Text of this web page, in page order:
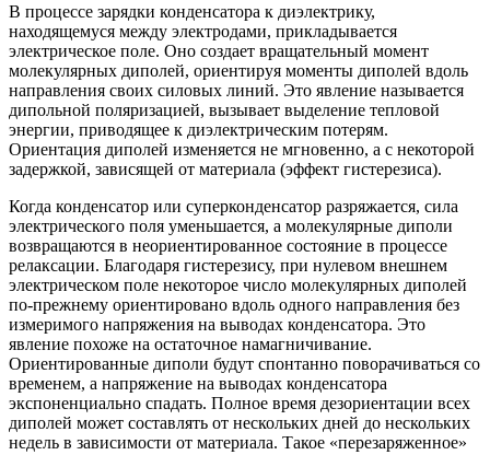
В процессе зарядки конденсатора к диэлектрику,
находящемуся между электродами, прикладывается
электрическое поле. Оно создает вращательный момент
молекулярных диполей, ориентируя моменты диполей вдоль
направления своих силовых линий. Это явление называется
дипольной поляризацией, вызывает выделение тепловой
энергии, приводящее к диэлектрическим потерям.
Ориентация диполей изменяется не мгновенно, а с некоторой
задержкой, зависящей от материала (эффект гистерезиса).
Когда конденсатор или суперконденсатор разряжается, сила
электрического поля уменьшается, а молекулярные диполи
возвращаются в неориентированное состояние в процессе
релаксации. Благодаря гистерезису, при нулевом внешнем
электрическом поле некоторое число молекулярных диполей
по-прежнему ориентировано вдоль одного направления без
измеримого напряжения на выводах конденсатора. Это
явление похоже на остаточное намагничивание.
Ориентированные диполи будут спонтанно поворачиваться со
временем, а напряжение на выводах конденсатора
экспоненциально спадать. Полное время дезориентации всех
диполей может составлять от нескольких дней до нескольких
недель в зависимости от материала. Такое «перезаряженное»